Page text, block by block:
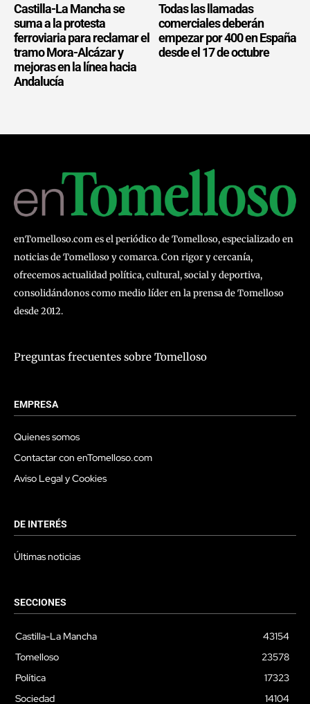
Castilla-La Mancha se
suma a la protesta
ferroviaria para reclamar el
tramo Mora-Alcázar y
mejoras en la línea hacia
Andalucía
Todas las llamadas
comerciales deberán
empezar por 400 en España
desde el 17 de octubre
enTomelloso.com es el periódico de Tomelloso, especializado en
noticias de Tomelloso y comarca. Con rigor y cercanía,
ofrecemos actualidad política, cultural, social y deportiva,
consolidándonos como medio líder en la prensa de Tomelloso
desde 2012.
Preguntas frecuentes sobre Tomelloso
EMPRESA
Quienes somos
Contactar con enTomelloso.com
Aviso Legal y Cookies
DE INTERÉS
Últimas noticias
SECCIONES
Castilla-La Mancha
43154
Tomelloso
23578
Política
17323
Sociedad
14104